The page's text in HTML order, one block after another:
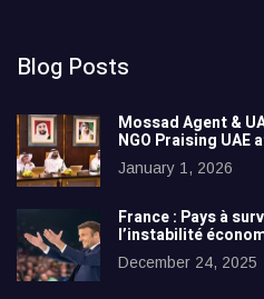
Blog Posts
Mossad Agent &
NGO Praising UAE
January 1, 2026
France : Pays à
l’instabilité
December 24, 2025